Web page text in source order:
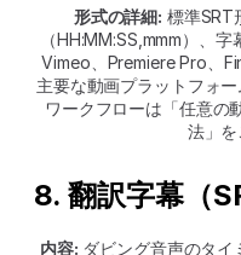
形式の詳細: 標準SRT
（HH:MM:SS,mmm）、
Vimeo、Premiere Pro、
主要な動画プラットフォ
ワークフローは「任意の
法」を
8. 翻訳字幕（
内容: ダビング音声のタイ